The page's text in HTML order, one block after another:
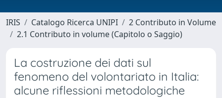
IRIS Catalogo Ricerca UNIPI
2 Contributo in Volume
2.1 Contributo in volume (Capitolo o Saggio)
La costruzione dei dati sul
fenomeno del volontariato in Italia:
alcune riflessioni metodologiche